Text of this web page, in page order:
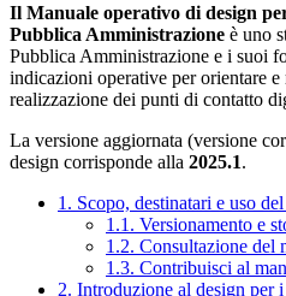
Il Manuale operativo di design
Pubblica Amministrazione è uno
Pubblica Amministrazione e i suoi
indicazioni operative per orientare
realizzazione dei punti di contatto
La versione aggiornata (versione
design corrisponde alla 2025.1.
1. Scopo, destinatari e uso
1.1. Versionamento e
1.2. Consultazione del
1.3. Contribuisci al
2. Introduzione al design per